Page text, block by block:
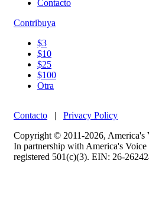
Contacto
Contribuya
$3
$10
$25
$100
Otra
Contacto | Privacy Policy
Copyright © 2011-2026, America's
In partnership with America's Voice
registered 501(c)(3). EIN: 26-